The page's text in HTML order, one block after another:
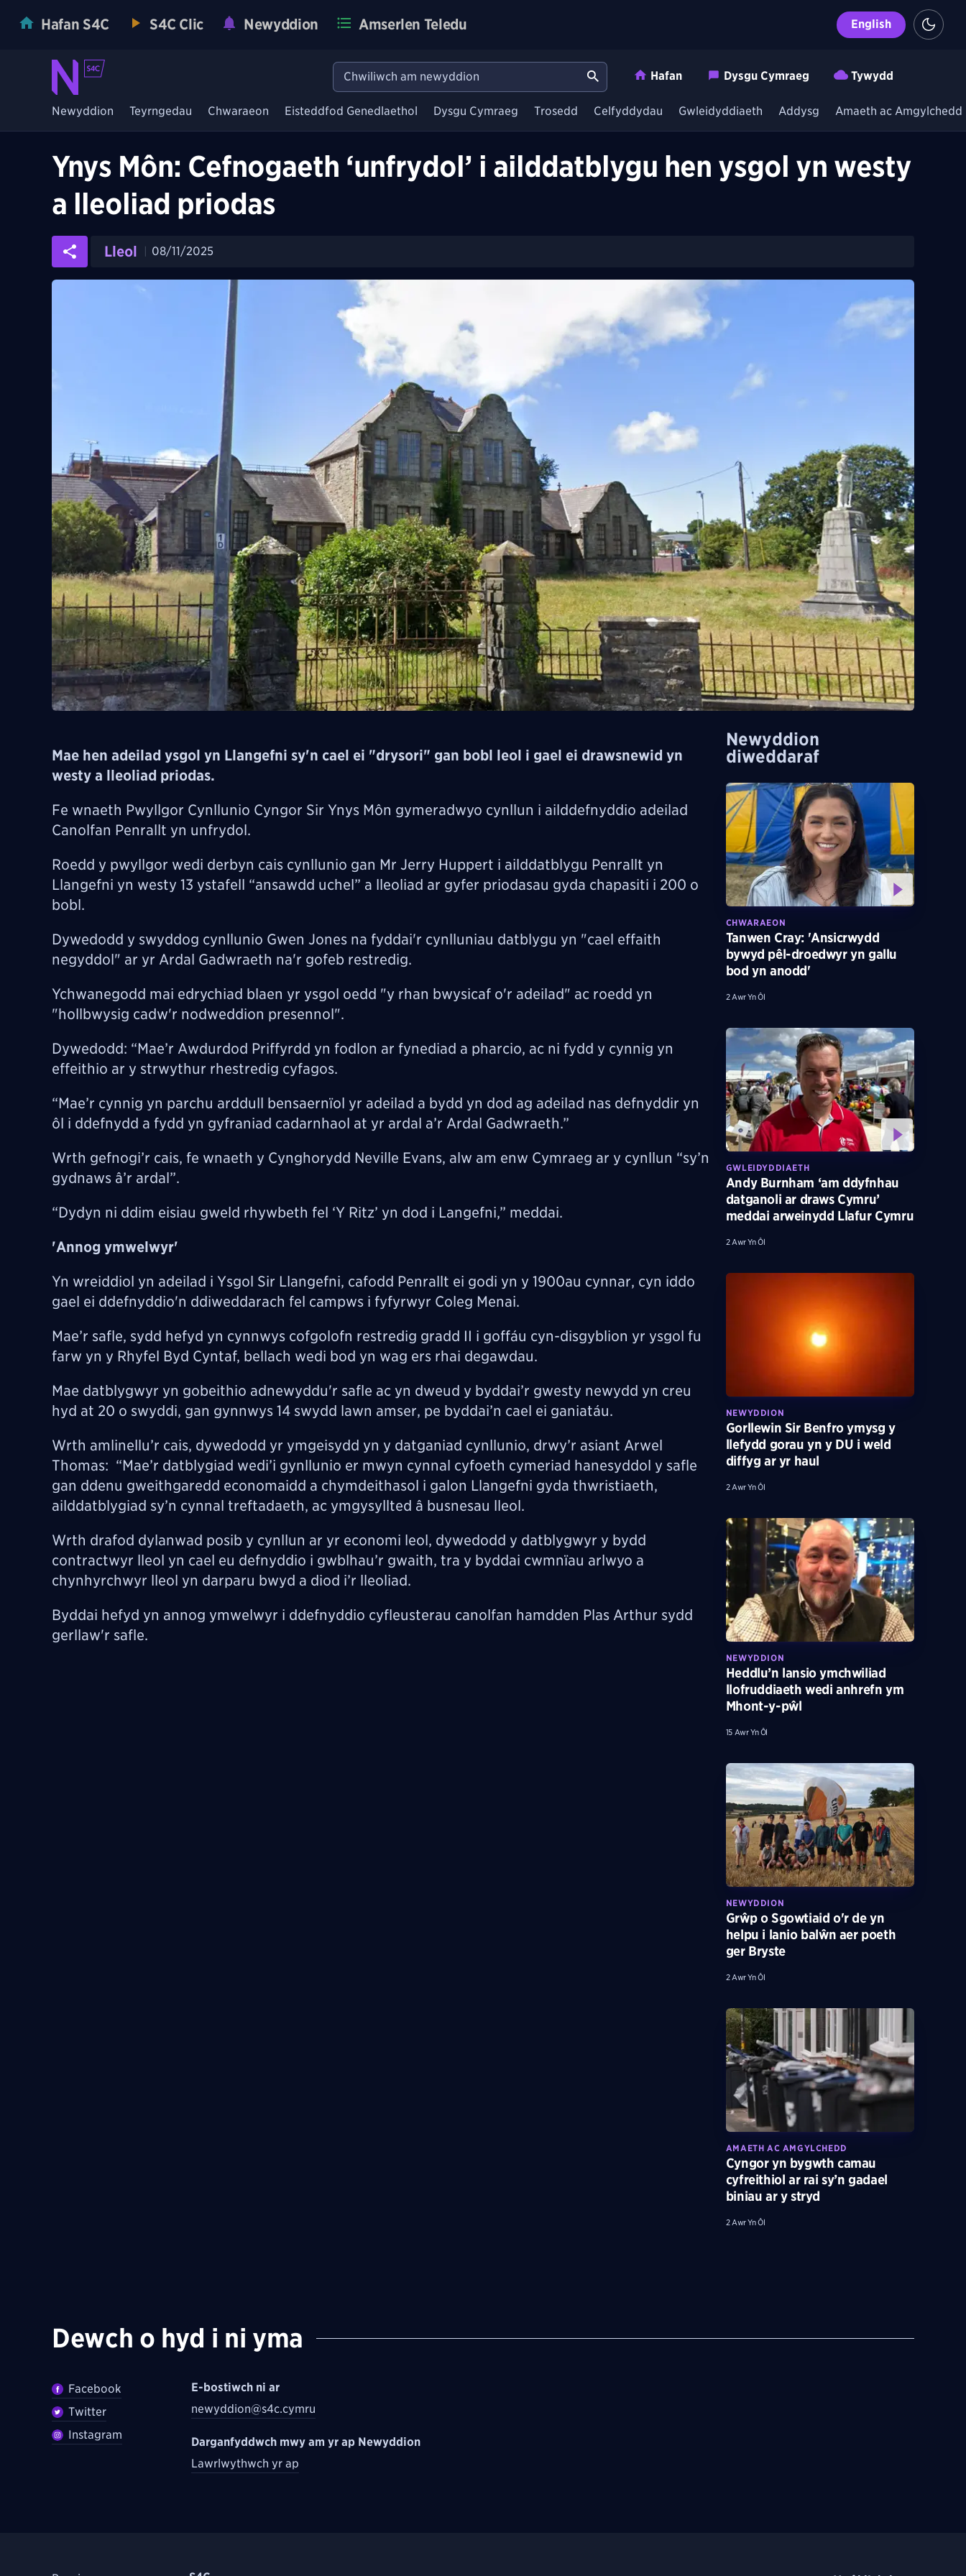
Hafan S4C S4C Clic Newyddion Amserlen Teledu English
Hafan Dysgu Cymraeg Tywydd
Newyddion Teyrngedau Chwaraeon Eisteddfod Genedlaethol Dysgu Cymraeg Trosedd Celfyddydau Gwleidyddiaeth Addysg Amaeth ac Amgylchedd
Ynys Môn: Cefnogaeth ‘unfrydol’ i ailddatblygu hen ysgol yn westy
a lleoliad priodas
Lleol 08/11/2025
Mae hen adeilad ysgol yn Llangefni sy'n cael ei "drysori" gan bobl leol i gael ei drawsnewid yn
westy a lleoliad priodas.
Fe wnaeth Pwyllgor Cynllunio Cyngor Sir Ynys Môn gymeradwyo cynllun i ailddefnyddio adeilad
Canolfan Penrallt yn unfrydol.
Roedd y pwyllgor wedi derbyn cais cynllunio gan Mr Jerry Huppert i ailddatblygu Penrallt yn
Llangefni yn westy 13 ystafell “ansawdd uchel” a lleoliad ar gyfer priodasau gyda chapasiti i 200 o
bobl.
Dywedodd y swyddog cynllunio Gwen Jones na fyddai'r cynlluniau datblygu yn "cael effaith
negyddol" ar yr Ardal Gadwraeth na'r gofeb restredig.
Ychwanegodd mai edrychiad blaen yr ysgol oedd "y rhan bwysicaf o'r adeilad" ac roedd yn
"hollbwysig cadw'r nodweddion presennol".
Dywedodd: “Mae’r Awdurdod Priffyrdd yn fodlon ar fynediad a pharcio, ac ni fydd y cynnig yn
effeithio ar y strwythur rhestredig cyfagos.
“Mae’r cynnig yn parchu arddull bensaernïol yr adeilad a bydd yn dod ag adeilad nas defnyddir yn
ôl i ddefnydd a fydd yn gyfraniad cadarnhaol at yr ardal a’r Ardal Gadwraeth.”
Wrth gefnogi’r cais, fe wnaeth y Cynghorydd Neville Evans, alw am enw Cymraeg ar y cynllun “sy’n
gydnaws â’r ardal”.
“Dydyn ni ddim eisiau gweld rhywbeth fel ‘Y Ritz’ yn dod i Langefni,” meddai.
'Annog ymwelwyr'
Yn wreiddiol yn adeilad i Ysgol Sir Llangefni, cafodd Penrallt ei godi yn y 1900au cynnar, cyn iddo
gael ei ddefnyddio'n ddiweddarach fel campws i fyfyrwyr Coleg Menai.
Mae’r safle, sydd hefyd yn cynnwys cofgolofn restredig gradd II i goffáu cyn-disgyblion yr ysgol fu
farw yn y Rhyfel Byd Cyntaf, bellach wedi bod yn wag ers rhai degawdau.
Mae datblygwyr yn gobeithio adnewyddu'r safle ac yn dweud y byddai’r gwesty newydd yn creu
hyd at 20 o swyddi, gan gynnwys 14 swydd lawn amser, pe byddai’n cael ei ganiatáu.
Wrth amlinellu’r cais, dywedodd yr ymgeisydd yn y datganiad cynllunio, drwy’r asiant Arwel
Thomas: “Mae’r datblygiad wedi’i gynllunio er mwyn cynnal cyfoeth cymeriad hanesyddol y safle
gan ddenu gweithgaredd economaidd a chymdeithasol i galon Llangefni gyda thwristiaeth,
ailddatblygiad sy’n cynnal treftadaeth, ac ymgysyllted â busnesau lleol.
Wrth drafod dylanwad posib y cynllun ar yr economi leol, dywedodd y datblygwyr y bydd
contractwyr lleol yn cael eu defnyddio i gwblhau’r gwaith, tra y byddai cwmnïau arlwyo a
chynhyrchwyr lleol yn darparu bwyd a diod i’r lleoliad.
Byddai hefyd yn annog ymwelwyr i ddefnyddio cyfleusterau canolfan hamdden Plas Arthur sydd
gerllaw'r safle.
Newyddion
diweddaraf
CHWARAEON
Tanwen Cray: 'Ansicrwydd
bywyd pêl-droedwyr yn gallu
bod yn anodd'
2 Awr Yn Ôl
GWLEIDYDDIAETH
Andy Burnham ‘am ddyfnhau
datganoli ar draws Cymru’
meddai arweinydd Llafur Cymru
2 Awr Yn Ôl
NEWYDDION
Gorllewin Sir Benfro ymysg y
llefydd gorau yn y DU i weld
diffyg ar yr haul
2 Awr Yn Ôl
NEWYDDION
Heddlu’n lansio ymchwiliad
llofruddiaeth wedi anhrefn ym
Mhont-y-pŵl
15 Awr Yn Ôl
NEWYDDION
Grŵp o Sgowtiaid o'r de yn
helpu i lanio balŵn aer poeth
ger Bryste
2 Awr Yn Ôl
AMAETH AC AMGYLCHEDD
Cyngor yn bygwth camau
cyfreithiol ar rai sy’n gadael
biniau ar y stryd
2 Awr Yn Ôl
Dewch o hyd i ni yma
Facebook
Twitter
Instagram
E-bostiwch ni ar
newyddion@s4c.cymru
Darganfyddwch mwy am yr ap Newyddion
Lawrlwythwch yr ap